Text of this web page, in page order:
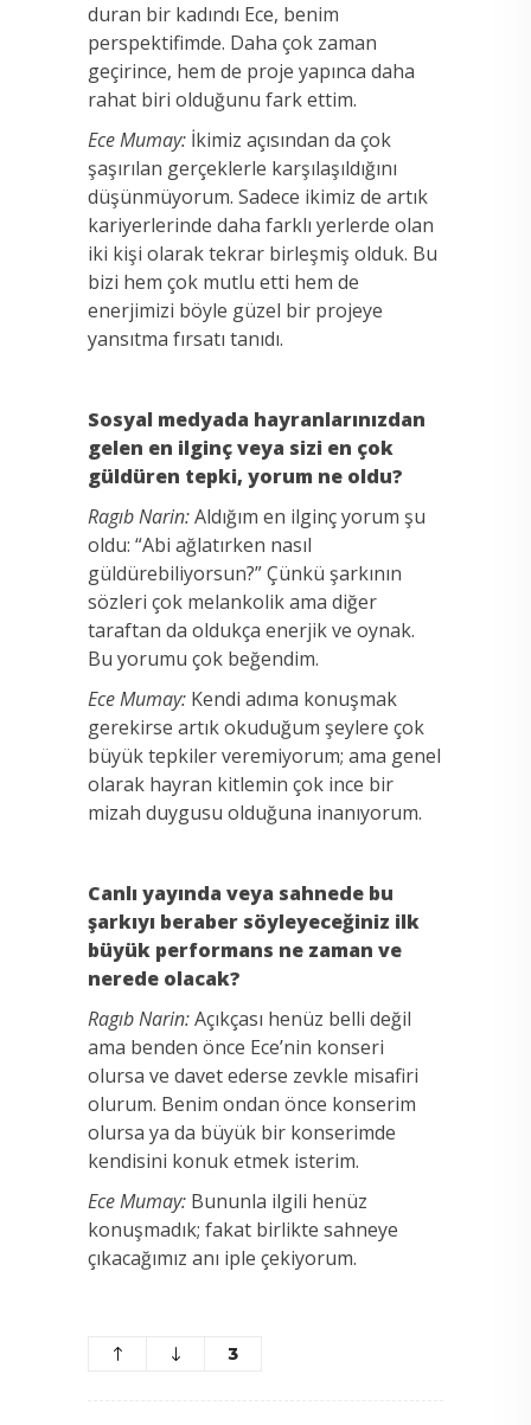
duran bir kadındı Ece, benim
perspektifimde. Daha çok zaman
geçirince, hem de proje yapınca daha
rahat biri olduğunu fark ettim.
Ece Mumay: İkimiz açısından da çok
şaşırılan gerçeklerle karşılaşıldığını
düşünmüyorum. Sadece ikimiz de artık
kariyerlerinde daha farklı yerlerde olan
iki kişi olarak tekrar birleşmiş olduk. Bu
bizi hem çok mutlu etti hem de
enerjimizi böyle güzel bir projeye
yansıtma fırsatı tanıdı.
Sosyal medyada hayranlarınızdan
gelen en ilginç veya sizi en çok
güldüren tepki, yorum ne oldu?
Ragıb Narin:Aldığım en ilginç yorum şu
oldu: “Abi ağlatırken nasıl
güldürebiliyorsun?” Çünkü şarkının
sözleri çok melankolik ama diğer
taraftan da oldukça enerjik ve oynak.
Bu yorumu çok beğendim.
Ece Mumay: Kendi adıma konuşmak
gerekirse artık okuduğum şeylere çok
büyük tepkiler veremiyorum; ama genel
olarak hayran kitlemin çok ince bir
mizah duygusu olduğuna inanıyorum.
Canlı yayında veya sahnede bu
şarkıyı beraber söyleyeceğiniz ilk
büyük performans ne zaman ve
nerede olacak?
Ragıb Narin:Açıkçası henüz belli değil
ama benden önce Ece’nin konseri
olursa ve davet ederse zevkle misafiri
olurum. Benim ondan önce konserim
olursa ya da büyük bir konserimde
kendisini konuk etmek isterim.
Ece Mumay: Bununla ilgili henüz
konuşmadık; fakat birlikte sahneye
çıkacağımız anı iple çekiyorum.
3